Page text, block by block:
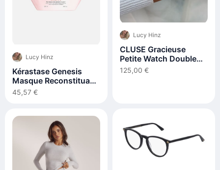
Lucy Hinz
Kérastase Genesis
Masque Reconstituant
200ml
45,57 €
Lucy Hinz
CLUSE Gracieuse
Petite Watch Double
Steel, Kyanite Blue,
Gold Colour
125,00 €